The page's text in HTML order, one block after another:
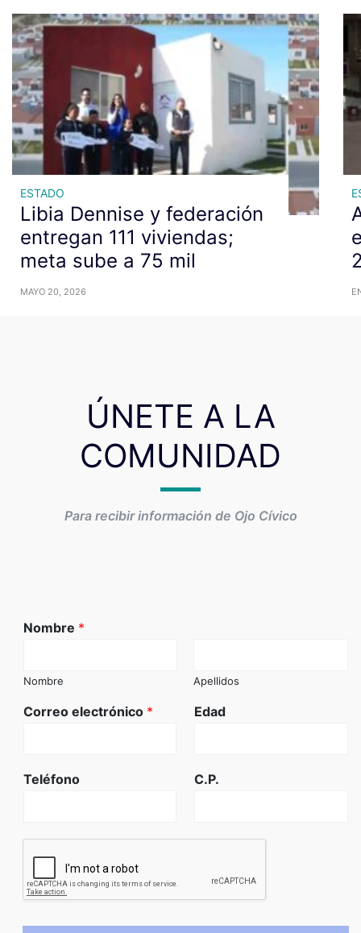
ESTADO
Libia Dennise y federación
entregan 111 viviendas;
meta sube a 75 mil
MAYO 20, 2026
ÚNETE A LA
COMUNIDAD
Para recibir información de Ojo Cívico
Nombre *
Nombre Apellidos
Correo electrónico * Edad
Teléfono C.P.